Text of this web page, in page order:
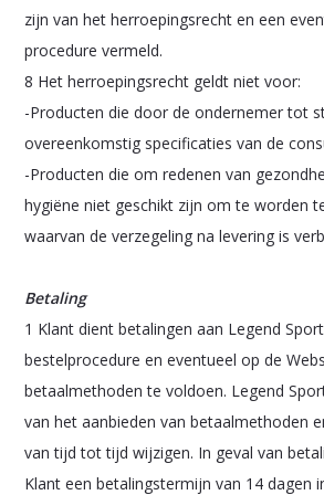
zijn van het herroepingsrecht en een
procedure vermeld.
8 Het herroepingsrecht geldt niet voor:
-Producten die door de ondernemer tot
overeenkomstig specificaties van de
-Producten die om redenen van
hygiëne niet geschikt zijn om te worden
waarvan de verzegeling na levering is
Betaling
1 Klant dient betalingen aan Legend
bestelprocedure en eventueel op de
betaalmethoden te voldoen. Legend
van het aanbieden van betaalmethoden
van tijd tot tijd wijzigen. In geval van
Klant een betalingstermijn van 14 dagen